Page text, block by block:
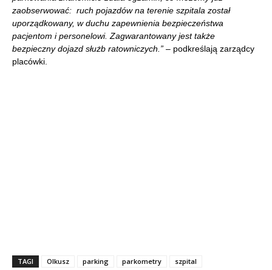
zaobserwować: ruch pojazdów na terenie szpitala został
uporządkowany, w duchu zapewnienia bezpieczeństwa
pacjentom i personelowi. Zagwarantowany jest także
bezpieczny dojazd służb ratowniczych.” – podkreślają zarządcy
placówki.
TAGI Olkusz parking parkometry szpital